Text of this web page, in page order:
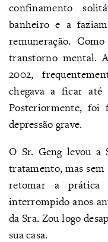
confinamento
banheiro e a
remuneração.
transtorno mental.
2002,
chegava a ficar até
Posteriormente, foi
depressão grave.
O Sr. Geng levou a
tratamento, mas sem
retomar a prática
interrompido anos
da Sra. Zou logo
sua casa.